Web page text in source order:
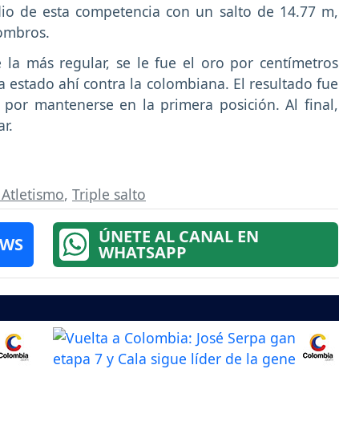
de esta competencia con un salto de 14.77 m,
más regular, se le fue el oro por centímetros
ahí contra la colombiana. El resultado fue
mantenerse en la primera posición. Al final,
, Triple salto
ÚNETE AL CANAL EN
WHATSAPP